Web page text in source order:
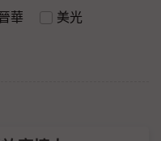
華
美光